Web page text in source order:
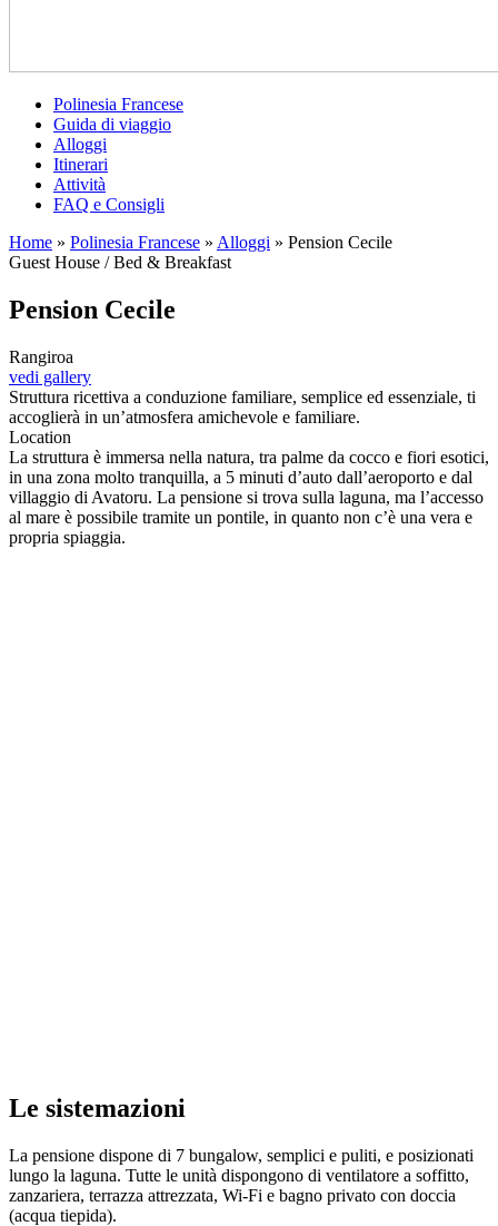
Polinesia Francese
Guida di viaggio
Alloggi
Itinerari
Attività
FAQ e Consigli
Home » Polinesia Francese » Alloggi » Pension Cecile
Guest House / Bed & Breakfast
Pension Cecile
Rangiroa
vedi gallery
Struttura ricettiva a conduzione familiare, semplice ed essenziale, ti
accoglierà in un’atmosfera amichevole e familiare.
Location
La struttura è immersa nella natura, tra palme da cocco e fiori esotici,
in una zona molto tranquilla, a 5 minuti d’auto dall’aeroporto e dal
villaggio di Avatoru. La pensione si trova sulla laguna, ma l’accesso
al mare è possibile tramite un pontile, in quanto non c’è una vera e
propria spiaggia.
Le sistemazioni
La pensione dispone di 7 bungalow, semplici e puliti, e posizionati
lungo la laguna. Tutte le unità dispongono di ventilatore a soffitto,
zanzariera, terrazza attrezzata, Wi-Fi e bagno privato con doccia
(acqua tiepida).